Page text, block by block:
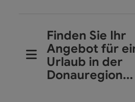
Finden Sie Ihr
Angebot für
Urlaub in der
Donauregion...